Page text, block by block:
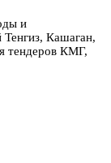
и
Тенгиз, Кашаган,
тендеров КМГ,